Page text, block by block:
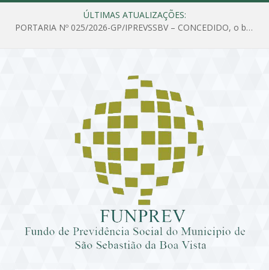
ÚLTIMAS ATUALIZAÇÕES:
PORTARIA Nº 025/2026-GP/IPREVSSBV – CONCEDIDO, o benefício de PENSÃO a MARIA ESTELA DOS SANTOS SOUZA